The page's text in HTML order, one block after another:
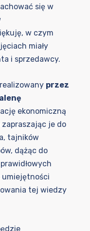
się w
w czym
miały
i sprzedawcy.
przez
ekonomiczną
je do
tajników
dążąc do
umiejętności
tej wiedzy